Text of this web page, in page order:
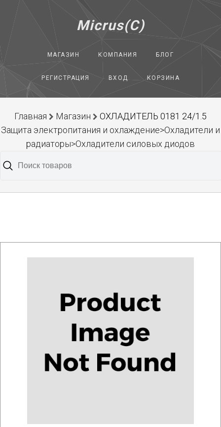
Micrus(C)
МАГАЗИН КОМПАНИЯ БЛОГ
РЕГИСТРАЦИЯ ВХОД КОРЗИНА
Главная Магазин
ОХЛАДИТЕЛЬ 0181 24/1.5
Защита электропитания и охлаждение>Охладители и
радиаторы>Охладители силовых диодов